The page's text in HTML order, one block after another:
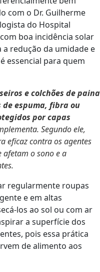
com o Dr. Guilherme
do Hospital
boa incidência solar
redução da umidade e
essencial para quem
e colchões de paina
de espuma, fibra ou
por capas
Segundo ele,
eficaz contra os agentes
afetam o sono e a
regularmente roupas
e em altas
los ao sol ou com ar
a superfície dos
pois essa prática
de alimento aos